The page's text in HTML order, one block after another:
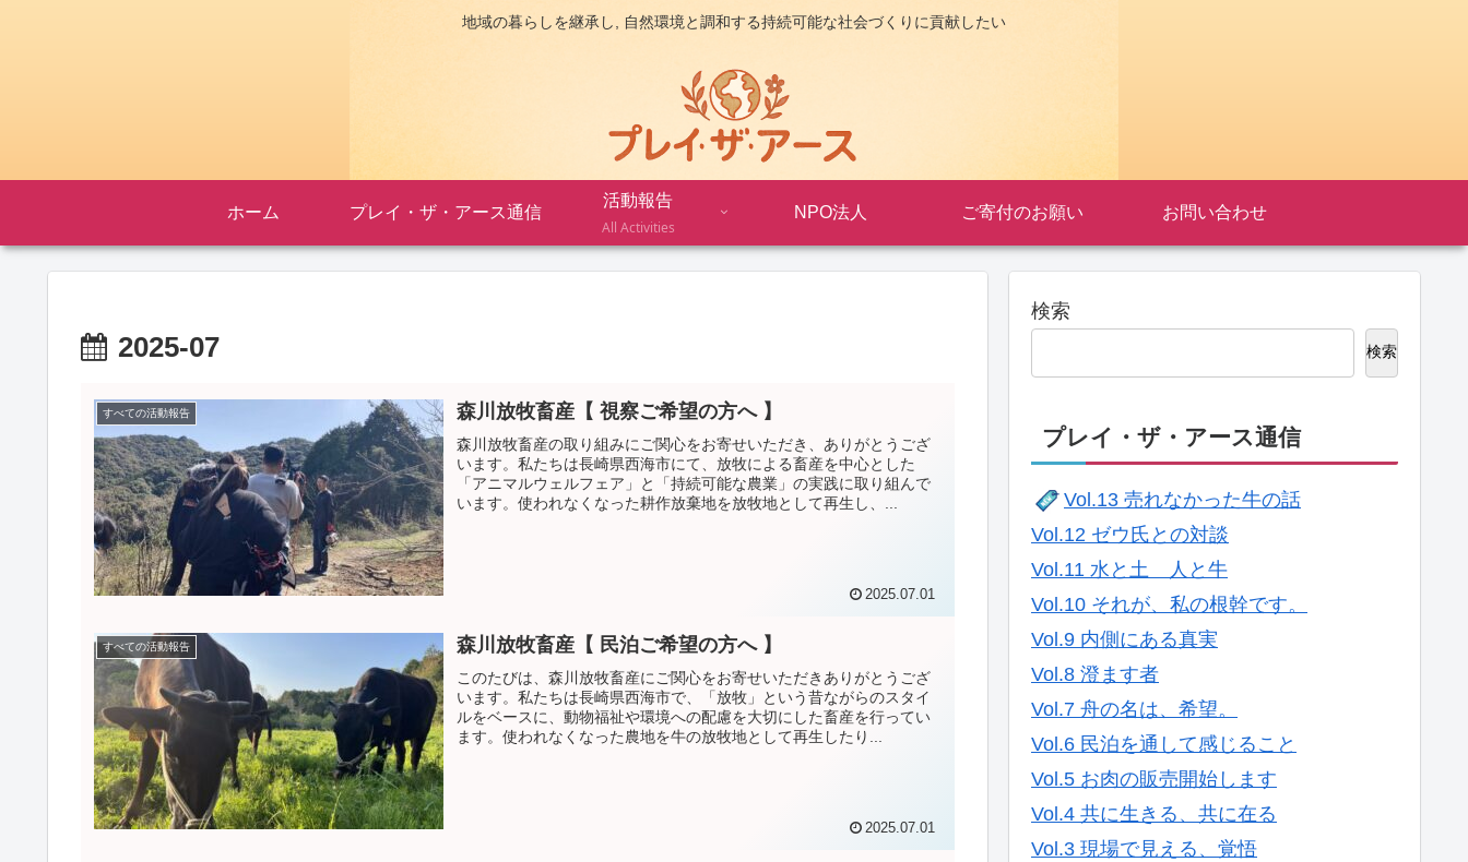
地域の暮らしを継承し, 自然環境と調和する持続可能な社会づくりに貢献したい
ホーム プレイ・ザ・アース通信
活動報告
All Activities
NPO法人 ご寄付のお願い お問い合わせ
2025-07
すべての活動報告 森川放牧畜産【 視察ご希望の方へ 】
森川放牧畜産の取り組みにご関心をお寄せいただき、ありがとうござ
います。私たちは長崎県西海市にて、放牧による畜産を中心とした
「アニマルウェルフェア」と「持続可能な農業」の実践に取り組んで
います。使われなくなった耕作放棄地を放牧地として再生し、...
2025.07.01
すべての活動報告 森川放牧畜産【 民泊ご希望の方へ 】
このたびは、森川放牧畜産にご関心をお寄せいただきありがとうござ
います。私たちは長崎県西海市で、「放牧」という昔ながらのスタイ
ルをベースに、動物福祉や環境への配慮を大切にした畜産を行ってい
ます。使われなくなった農地を牛の放牧地として再生したり...
2025.07.01
検索
検索
プレイ・ザ・アース通信
Vol.13 売れなかった牛の話
Vol.12 ゼウ氏との対談
Vol.11 水と土 人と牛
Vol.10 それが、私の根幹です。
Vol.9 内側にある真実
Vol.8 澄ます者
Vol.7 舟の名は、希望。
Vol.6 民泊を通して感じること
Vol.5 お肉の販売開始します
Vol.4 共に生きる、共に在る
Vol.3 現場で見える、覚悟